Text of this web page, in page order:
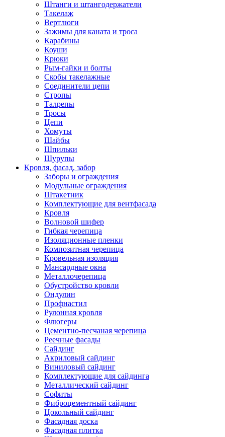
Штанги и штангодержатели
Такелаж
Вертлюги
Зажимы для каната и троса
Карабины
Коуши
Крюки
Рым-гайки и болты
Скобы такелажные
Соединители цепи
Стропы
Талрепы
Тросы
Цепи
Хомуты
Шайбы
Шпильки
Шурупы
Кровля, фасад, забор
Заборы и ограждения
Модульные ограждения
Штакетник
Комплектующие для вентфасада
Кровля
Волновой шифер
Гибкая черепица
Изоляционные пленки
Композитная черепица
Кровельная изоляция
Мансардные окна
Металлочерепица
Обустройство кровли
Ондулин
Профнастил
Рулонная кровля
Флюгеры
Цементно-песчаная черепица
Реечные фасады
Сайдинг
Акриловый сайдинг
Виниловый сайдинг
Комплектующие для сайдинга
Металлический сайдинг
Софиты
Фиброцементный сайдинг
Цокольный сайдинг
Фасадная доска
Фасадная плитка